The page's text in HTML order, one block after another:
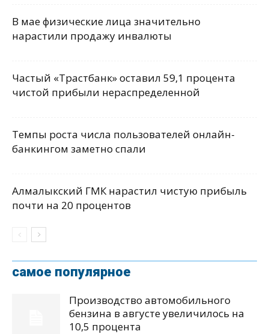
В мае физические лица значительно
нарастили продажу инвалюты
Частый «Трастбанк» оставил 59,1 процента
чистой прибыли нераспределенной
Темпы роста числа пользователей онлайн-
банкингом заметно спали
Алмалыкский ГМК нарастил чистую прибыль
почти на 20 процентов
самое популярное
Производство автомобильного
бензина в августе увеличилось на
10,5 процента